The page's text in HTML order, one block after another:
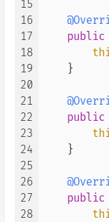
15
16
17
18
19
20
21
22
23
24
25
26
27
28
public
    }
public
    }
public